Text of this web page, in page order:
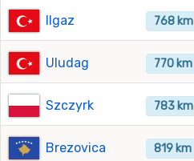
Ilgaz 768 km
Uludag 770 km
Szczyrk 783 km
Brezovica 819 km